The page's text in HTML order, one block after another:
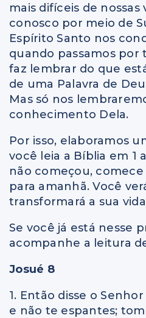
mais difíceis de nossas
conosco por meio de
Espírito Santo nos
quando passamos por
faz lembrar do que
de uma Palavra de
Mas só nos
conhecimento Dela.
Por isso, elaboramos
você leia a Bíblia em 1
não começou,
para amanhã. Você
transformará a sua
Se você já está nesse
acompanhe a leitura
Josué 8
1. Então disse o
e não te espantes;